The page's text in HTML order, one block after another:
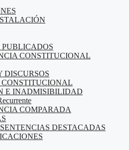
CONSTITUCIONAL
DISCURSOS
CONSTITUCIONAL
E INADMISIBILIDAD
COMPARADA
DESTACADAS